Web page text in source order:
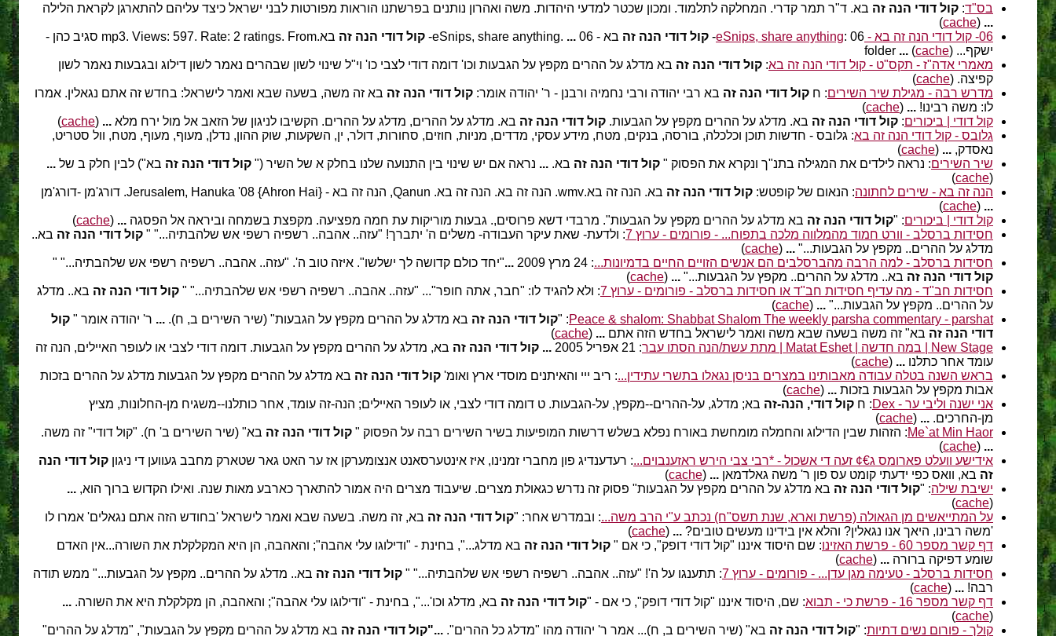
בס"ד: קול דודי הנה זה בא. ד"ר תמר קדרי. המחלקה לתלמוד. ומכון שכטר למדעי היהדות. משה ואהרון נותנים בפרשתנו הוראות מפורטות לבני ישראל כיצד עליהם להתארגן לקראת הלילה
...
(
cache
)
06- קול דודי הנה זה בא - eSnips, share anything
: 06- קול דודי הנה זה בא - eSnips, share anything. ... 06- קול דודי הנה זה
בא.mp3. Views: 597. Rate: 2 ratings. From סגיב כהן -
ישקף... folder
... (cache)
מאמרי אדה"ז - תקס"ט - קול דודי הנה זה בא: קול דודי הנה זה בא מדלג על ההרים מקפץ על הגבעות וכו' דומה דודי לצבי כו' וי"ל שינוי לשון שבהרים נאמר לשון דילוג ובגבעות נאמר לשון
קפיצה. (cache
)
מדרש רבה - מגילת שיר השירים: ח קול דודי הנה זה בא רבי יהודה ורבי נחמיה ורבנן - ר' יהודה אומר: קול דודי הנה זה בא זה משה, בשעה שבא ואמר לישראל: בחדש זה אתם נגאלין. אמרו
לו: משה רבינו! ...
(
cache
)
קול דודי | ביכורים: קול דודי הנה זה בא. מדלג על ההרים מקפץ על הגבעות. קול דודי הנה זה בא. מדלג על ההרים, מדלג על ההרים. הקשיבו לניגון של הזאב אל מול ירח מלא ...
(
cache
)
גלובס - קול דודי הנה זה בא: גלובס - חדשות תוכן וכלכלה, בורסה, בנקים, מטח, מידע עסקי, מדדים, מניות, חוזים, סחורות, דולר, ין, השקעות, שוק ההון, נדלן, מעוף, מעוף, מטח, וול סטריט,
נאסדק, ...
(
cache
)
שיר השירים: נראה לילדים את המגילה בתנ"ך ונקרא את הפסוק " קול דודי הנה זה בא. ... נראה אם יש שינוי בין התנועה שלנו בחלק א של השיר (" קול דודי הנה זה בא") לבין חלק ב של ...
(
cache
)
הנה זה בא - שירים לחתונה: הנאום של קופטש: קול דודי הנה זה בא. הנה זה בא.wmv. הנה זה בא. הנה זה בא. Qanun, הנה זה בא - {Ahron Hai} Jerusalem, Hanuka '08. דורג'מן -דורג'מן
...
(
cache
)
קול דודי | ביכורים: "קול דודי הנה זה בא מדלג על ההרים מקפץ על הגבעות". מרבדי דשא פרוסים,. גבעות מוריקות עת חמה מפציעה. מקפצת בשמחה וביראה אל הפסגה ...
(
cache
)
חסידות ברסלב - וורט חמוד מהמלווה מלכה בתפוח... - פורומים - ערוץ 7
: ולדעת- שאת עיקר העבודה- משלים ה' יתברך! "עזה.. אהבה.. רשפיה רשפי אש שלהבתיה..." " קול דודי הנה זה בא..
מדלג על ההרים.. מקפץ על הגבעות..." ...
(
cache
)
חסידות ברסלב - למה הרבה מהברסלבים הם אנשים הזויים החיים בדמיונות...: 24 מרץ 2009 ..."יחד כולם קדושה לך ישלשו". איזה טוב ה'. "עזה.. אהבה.. רשפיה רשפי אש שלהבתיה..." "
קול דודי הנה זה בא.. מדלג על ההרים.. מקפץ על הגבעות..." ...
(
cache
)
חסידות חב"ד - מה עדיף חסידות חב"ד או חסידות ברסלב - פורומים - ערוץ 7
: ולא להגיד לו: "חבר, אתה חופר"... "עזה.. אהבה.. רשפיה רשפי אש שלהבתיה..." " קול דודי הנה זה בא.. מדלג
על ההרים.. מקפץ על הגבעות..." ...
(
cache
)
Peace & shalom: Shabbat Shalom The weekly parsha commentary - parshat
: "קול דודי הנה זה בא מדלג על ההרים מקפץ על הגבעות" (שיר השירים ב, ח). ... ר' יהודה אומר " קול
דודי הנה זה בא" זה משה בשעה שבא משה ואמר לישראל בחדש הזה אתם ...
(
cache
)
New Stage | במה חדשה | Matat Eshet | מתת עשת/הנה הסתו עבר
: 21 אפריל 2005 ... קול דודי הנה זה בא, מדלג על ההרים מקפץ על הגבעות. דומה דודי לצבי או לעופר האיילים, הנה זה
עומד אחר כתלנו ...
(
cache
)
בראש השנה בטלה עבודה מאבותינו במצרים בניסן נגאלו בתשרי עתידין...: ריב ייי והאיתנים מוסדי ארץ ואומ' קול דודי הנה זה בא מדלג על ההרים מקפץ על הגבעות מדלג על ההרים בזכות
אבות מקפץ על הגבעות בזכות ...
(
cache
)
אני ישנה וליבי ער - Dex
: ח קול דודי, הנה-זה בא; מדלג, על-ההרים--מקפץ, על-הגבעות. ט דומה דודי לצבי, או לעופר האיילים; הנה-זה עומד, אחר כותלנו--משגיח מן-החלונות, מציץ
מן-החרכים. ...
(
cache
)
Me`at Min Haor: הזהות שבין הדילוג והחמלה מומחשת באורח נפלא בשלש דרשות המופיעות בשיר השירים רבה על הפסוק " קול דודי הנה זה בא" (שיר השירים ב' ח). "קול דודי" זה משה.
...
(
cache
)
אידישע וועלט פארומס ג€¢ זעה די אשכול - *רבי צבי הירש ראזענבוים...: רעדענדיג פון מחברי זמנינו, איז אינטערסאנט אנצומערקן אז ער האט גאר שטארק מחבב געווען די ניגון קול דודי הנה
זה בא, וואס כפי ידעתי קומט עס פון ר' משה גאלדמאן ...
(
cache
)
ישיבת שילה: "קול דודי הנה זה בא מדלג על ההרים מקפץ על הגבעות" פסוק זה נדרש כגאולת מצרים. שיעבוד מצרים היה אמור להתארך כארבע מאות שנה. ואילו הקדוש ברוך הוא, ...
(
cache
)
על המתייאשים מן הגאולה (פרשת וארא, שנת תשס"ח) נכתב ע"י הרב משה...: ובמדרש אחר: "קול דודי הנה זה בא, זה משה. בשעה שבא ואמר לישראל 'בחודש הזה אתם נגאלים' אמרו לו
'משה רבינו, היאך אנו נגאלין? והלא אין בידינו מעשים טובים? ...
(
cache
)
דף קשר מספר 60 - פרשת האזינו
: שם היסוד איננו "קול דודי דופק", כי אם " קול דודי הנה זה בא מדלג...", בחינת - "ודילוגו עלי אהבה"; והאהבה, הן היא המקלקלת את השורה...אין האדם
שומע דפיקה ברורה ...
(
cache
)
חסידות ברסלב - טעימה מגן עדן... - פורומים - ערוץ 7
: תתענגו על ה'! "עזה.. אהבה.. רשפיה רשפי אש שלהבתיה..." " קול דודי הנה זה בא.. מדלג על ההרים.. מקפץ על הגבעות..." ממש תודה
רבה! ...
(
cache
)
דף קשר מספר 16 - פרשת כי - תבוא
: שם, היסוד איננו "קול דודי דופק", כי אם - "קול דודי הנה זה בא, מדלג וכו'...", בחינת - "ודילוגו עלי אהבה"; והאהבה, הן מקלקלת היא את השורה. ...
(
cache
)
קולך - פורום נשים דתיות: "קול דודי הנה זה בא" (שיר השירים ב, ח)... אמר ר' יהודה מהו "מדלג כל ההרים". ..."קול דודי הנה זה בא מדלג על ההרים מקפץ על הגבעות", "מדלג על ההרים"